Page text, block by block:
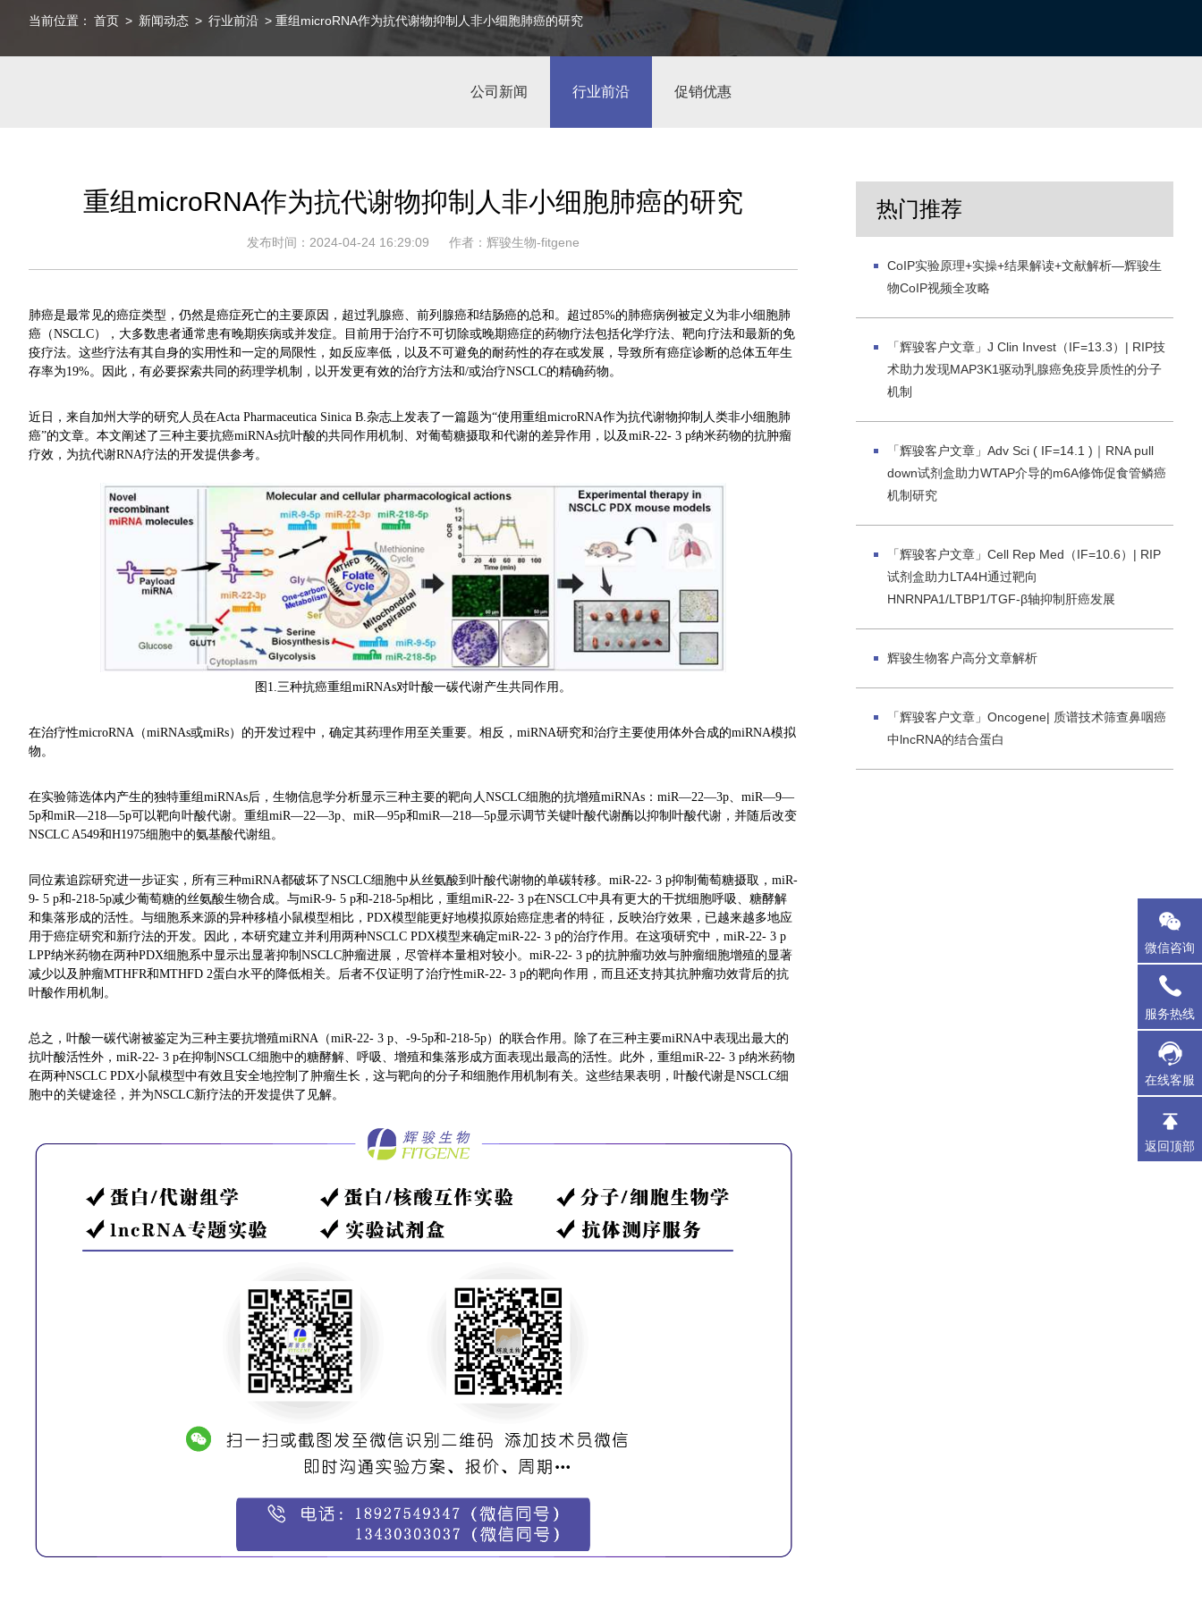
当前位置： 首页 > 新闻动态 > 行业前沿 > 重组microRNA作为抗代谢物抑制人非小细胞肺癌的研究
公司新闻 行业前沿 促销优惠
重组microRNA作为抗代谢物抑制人非小细胞肺癌的研究
发布时间：2024-04-24 16:29:09 作者：辉骏生物-fitgene
肺癌是最常见的癌症类型，仍然是癌症死亡的主要原因，超过乳腺癌、前列腺癌和结肠癌的总和。超过85%的肺癌病例被定义为非小细胞肺
癌（NSCLC），大多数患者通常患有晚期疾病或并发症。目前用于治疗不可切除或晚期癌症的药物疗法包括化学疗法、靶向疗法和最新的免
疫疗法。这些疗法有其自身的实用性和一定的局限性，如反应率低，以及不可避免的耐药性的存在或发展，导致所有癌症诊断的总体五年生
存率为19%。因此，有必要探索共同的药理学机制，以开发更有效的治疗方法和/或治疗NSCLC的精确药物。
近日，来自加州大学的研究人员在Acta Pharmaceutica Sinica B.杂志上发表了一篇题为“使用重组microRNA作为抗代谢物抑制人类非小细胞肺
癌”的文章。本文阐述了三种主要抗癌miRNAs抗叶酸的共同作用机制、对葡萄糖摄取和代谢的差异作用，以及miR-22- 3 p纳米药物的抗肿瘤
疗效，为抗代谢RNA疗法的开发提供参考。
图1.三种抗癌重组miRNAs对叶酸一碳代谢产生共同作用。
在治疗性microRNA（miRNAs或miRs）的开发过程中，确定其药理作用至关重要。相反，miRNA研究和治疗主要使用体外合成的miRNA模拟
物。
在实验筛选体内产生的独特重组miRNAs后，生物信息学分析显示三种主要的靶向人NSCLC细胞的抗增殖miRNAs：miR—22—3p、miR—9—
5p和miR—218—5p可以靶向叶酸代谢。重组miR—22—3p、miR—95p和miR—218—5p显示调节关键叶酸代谢酶以抑制叶酸代谢，并随后改变
NSCLC A549和H1975细胞中的氨基酸代谢组。
同位素追踪研究进一步证实，所有三种miRNA都破坏了NSCLC细胞中从丝氨酸到叶酸代谢物的单碳转移。miR-22- 3 p抑制葡萄糖摄取，miR-
9- 5 p和-218-5p减少葡萄糖的丝氨酸生物合成。与miR-9- 5 p和-218-5p相比，重组miR-22- 3 p在NSCLC中具有更大的干扰细胞呼吸、糖酵解
和集落形成的活性。与细胞系来源的异种移植小鼠模型相比，PDX模型能更好地模拟原始癌症患者的特征，反映治疗效果，已越来越多地应
用于癌症研究和新疗法的开发。因此，本研究建立并利用两种NSCLC PDX模型来确定miR-22- 3 p的治疗作用。在这项研究中，miR-22- 3 p
LPP纳米药物在两种PDX细胞系中显示出显著抑制NSCLC肿瘤进展，尽管样本量相对较小。miR-22- 3 p的抗肿瘤功效与肿瘤细胞增殖的显著
减少以及肿瘤MTHFR和MTHFD 2蛋白水平的降低相关。后者不仅证明了治疗性miR-22- 3 p的靶向作用，而且还支持其抗肿瘤功效背后的抗
叶酸作用机制。
总之，叶酸一碳代谢被鉴定为三种主要抗增殖miRNA（miR-22- 3 p、-9-5p和-218-5p）的联合作用。除了在三种主要miRNA中表现出最大的
抗叶酸活性外，miR-22- 3 p在抑制NSCLC细胞中的糖酵解、呼吸、增殖和集落形成方面表现出最高的活性。此外，重组miR-22- 3 p纳米药物
在两种NSCLC PDX小鼠模型中有效且安全地控制了肿瘤生长，这与靶向的分子和细胞作用机制有关。这些结果表明，叶酸代谢是NSCLC细
胞中的关键途径，并为NSCLC新疗法的开发提供了见解。
热门推荐
CoIP实验原理+实操+结果解读+文献解析—辉骏生
物CoIP视频全攻略
「辉骏客户文章」J Clin Invest（IF=13.3）| RIP技
术助力发现MAP3K1驱动乳腺癌免疫异质性的分子
机制
「辉骏客户文章」Adv Sci ( IF=14.1 )｜RNA pull
down试剂盒助力WTAP介导的m6A修饰促食管鳞癌
机制研究
「辉骏客户文章」Cell Rep Med（IF=10.6）| RIP
试剂盒助力LTA4H通过靶向
HNRNPA1/LTBP1/TGF-β轴抑制肝癌发展
辉骏生物客户高分文章解析
「辉骏客户文章」Oncogene| 质谱技术筛查鼻咽癌
中lncRNA的结合蛋白
微信咨询
服务热线
在线客服
返回顶部